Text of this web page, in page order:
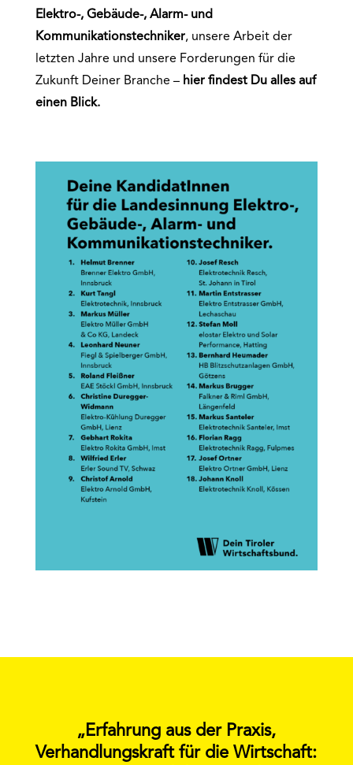
Elektro-, Gebäude-, Alarm- und
Kommunikationstechniker, unsere Arbeit der
letzten Jahre und unsere Forderungen für die
Zukunft Deiner Branche – hier findest Du alles auf
einen Blick.
„Erfahrung aus der Praxis,
Verhandlungskraft für die Wirtschaft: